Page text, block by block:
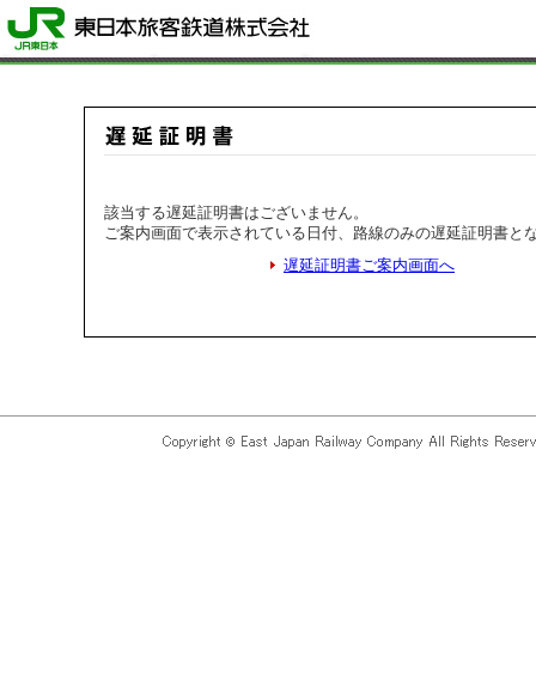
該当する遅延証明書はございません。
ご案内画面で表示されている日付、路線のみの遅延証明書と
遅延証明書ご案内画面へ